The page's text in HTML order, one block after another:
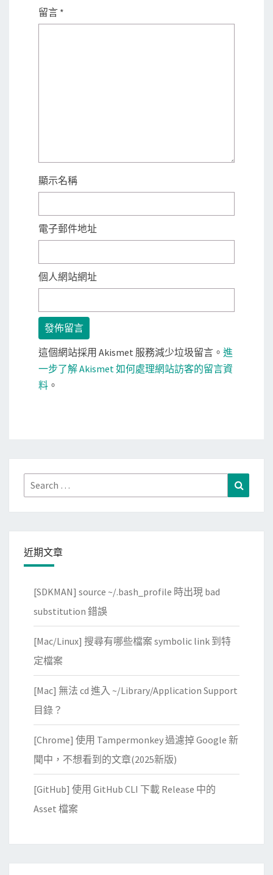
留言 *
顯示名稱
電子郵件地址
個人網站網址
這個網站採用 Akismet 服務減少垃圾留言。 進
一步了解 Akismet 如何處理網站訪客的留言資
料 。
Search
for:
近期文章
[SDKMAN] source ~/.bash_profile 時出現 bad
substitution 錯誤
[Mac/Linux] 搜尋有哪些檔案 symbolic link 到特
定檔案
[Mac] 無法 cd 進入 ~/Library/Application Support
目錄？
[Chrome] 使用 Tampermonkey 過濾掉 Google 新
聞中，不想看到的文章(2025新版)
[GitHub] 使用 GitHub CLI 下載 Release 中的
Asset 檔案